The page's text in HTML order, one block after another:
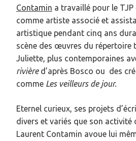
Contamin a travaillé pour le
comme artiste associé et
artistique pendant cinq ans
scène des œuvres du répertoire
Juliette, plus contemporaines
rivièred’après Bosco ou des
comme Les veilleurs de jour.
Eternel curieux, ses projets
divers et variés que son activité
Laurent Contamin avoue lui